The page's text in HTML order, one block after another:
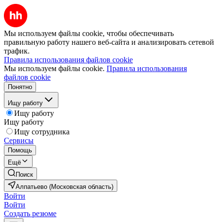
Мы используем файлы cookie, чтобы обеспечивать
правильную работу нашего веб-сайта и анализировать сетевой
трафик.
Правила использования файлов cookie
Мы используем файлы cookie. Правила использования
файлов cookie
Понятно
Ищу работу
Ищу работу
Ищу работу
Ищу сотрудника
Сервисы
Помощь
Ещё
Поиск
Алпатьево (Московская область)
Войти
Войти
Создать резюме